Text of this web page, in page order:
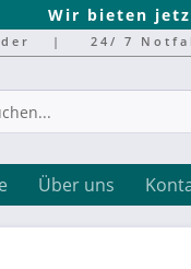
Wir bieten
| 24/ 7
Über uns